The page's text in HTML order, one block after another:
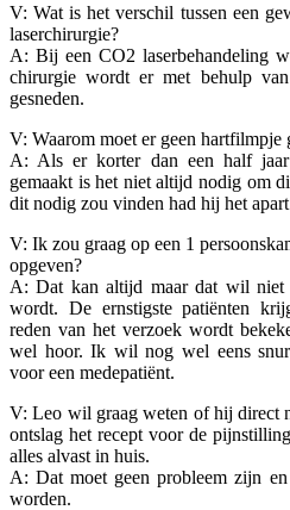
V: Wat is het verschil tussen een
laserchirurgie?
A: Bij een CO2 laserbehandeling
chirurgie wordt er met behulp
gesneden.
V: Waarom moet er geen hartfilmpje
A: Als er korter dan een half
gemaakt is het niet altijd nodig om
dit nodig zou vinden had hij het
V: Ik zou graag op een 1
opgeven?
A: Dat kan altijd maar dat wil niet
wordt. De ernstigste patiënten
reden van het verzoek wordt
wel hoor. Ik wil nog wel eens
voor een medepatiënt.
V: Leo wil graag weten of hij direct
ontslag het recept voor de
alles alvast in huis.
A: Dat moet geen probleem zijn
worden.